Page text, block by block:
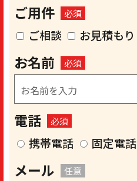
ご用件 必須
ご相談 お見積もり
お名前 必須
電話 必須
携帯電話 固定電話
メール 任意